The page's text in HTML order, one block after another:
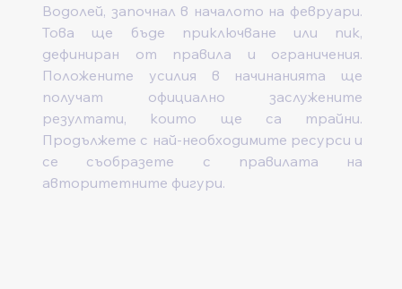
Водолей, започнал в началото на февруари.
Това ще бъде приключване или пик,
дефиниран от правила и ограничения.
Положените усилия в начинанията ще
получат официално заслужените
резултати, които ще са трайни.
Продължете с най-необходимите ресурси и
се съобразете с правилата на
авторитетните фигури.